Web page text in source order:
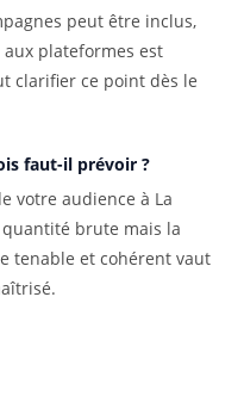
peut être inclus,
plateformes est
clarifier ce point dès le
faut-il prévoir ?
votre audience à La
quantité brute mais la
tenable et cohérent vaut